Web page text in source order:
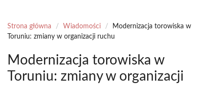
Strona główna / Wiadomości /
Modernizacja torowiska w
Toruniu: zmiany w organizacji ruchu
Modernizacja torowiska w
Toruniu: zmiany w organizacji